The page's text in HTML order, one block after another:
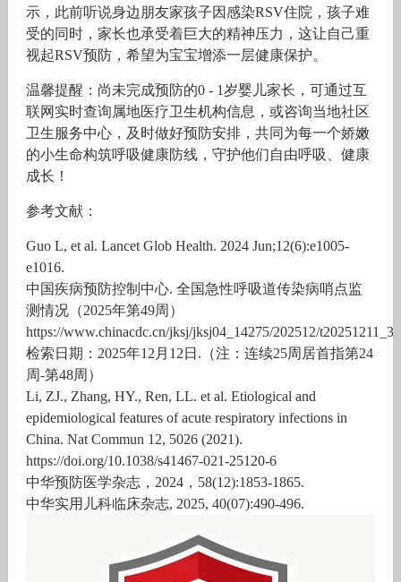
示，此前听说身边朋友家孩子因感染RSV住院，孩子难
受的同时，家长也承受着巨大的精神压力，这让自己重
视起RSV预防，希望为宝宝增添一层健康保护。
温馨提醒：尚未完成预防的0 - 1岁婴儿家长，可通过互
联网实时查询属地医疗卫生机构信息，或咨询当地社区
卫生服务中心，及时做好预防安排，共同为每一个娇嫩
的小生命构筑呼吸健康防线，守护他们自由呼吸、健康
成长！
参考文献：
Guo L, et al. Lancet Glob Health. 2024 Jun;12(6):e1005-
e1016.
中国疾病预防控制中心. 全国急性呼吸道传染病哨点监
测情况（2025年第49周）
https://www.chinacdc.cn/jksj/jksj04_14275/202512/
检索日期：2025年12月12日.（注：连续25周居首指第24
周-第48周）
Li, ZJ., Zhang, HY., Ren, LL. et al. Etiological and
epidemiological features of acute respiratory infections in
China. Nat Commun 12, 5026 (2021).
https://doi.org/10.1038/s41467-021-25120-6
中华预防医学杂志，2024，58(12):1853-1865.
中华实用儿科临床杂志, 2025, 40(07):490-496.